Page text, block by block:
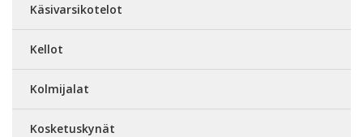
Käsivarsikotelot
Kellot
Kolmijalat
Kosketuskynät